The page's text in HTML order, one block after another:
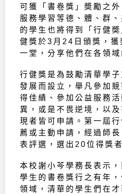
可獲「書卷獎」奬勵之外
服務學習等德、體、群
的學生也將得到「行健
健獎於3月24日頒獎，獲
一堂，分享他們在各領域
行健獎是為鼓勵清華學
發展而設立，舉凡參加
得佳績、參加公益服務
異，或是不畏逆境，以
現者皆可申請。第一屆
薦或主動申請，經過師
表評選，選出20位得獎者
本校謝小芩學務長表示
學生的書卷獎行之有年
領域，清華的學生們在